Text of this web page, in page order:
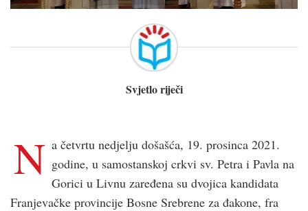
Svjetlo riječi
N a četvrtu nedjelju došašća, 19. prosinca 2021.
godine, u samostanskoj crkvi sv. Petra i Pavla na
Gorici u Livnu zaređena su dvojica kandidata
Franjevačke provincije Bosne Srebrene za đakone, fra